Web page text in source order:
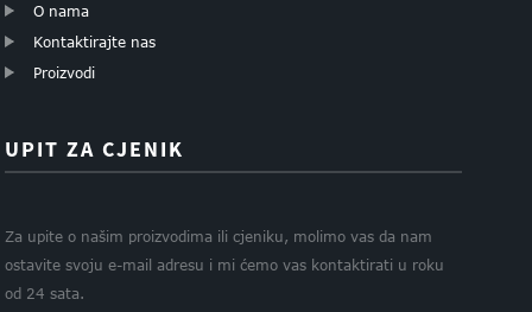
O nama
Kontaktirajte nas
Proizvodi
UPIT ZA CJENIK
Za upite o našim proizvodima ili cjeniku, molimo vas da nam
ostavite svoju e-mail adresu i mi ćemo vas kontaktirati u roku
od 24 sata.